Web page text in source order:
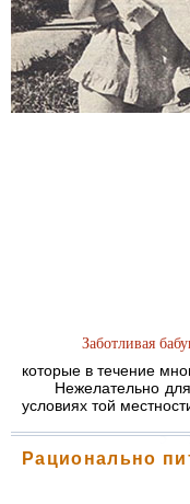
Заботливая
которые в течение
Нежелательно
условиях той
Рационально